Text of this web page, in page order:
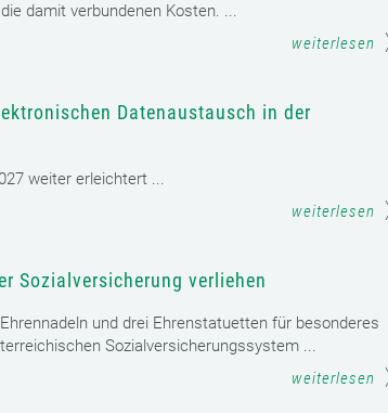
damit verbundenen Kosten. ...
weiterlesen
Datenaustausch in der
weiter erleichtert ...
weiterlesen
Sozialversicherung verliehen
und drei Ehrenstatuetten für besonderes
Sozialversicherungssystem ...
weiterlesen